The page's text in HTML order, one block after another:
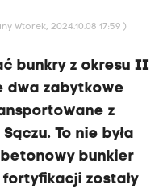
Wtorek, 2024.10.08 17:59 )
bunkry z okresu II
dwa zabytkowe
z
To nie była
bunkier
zostały